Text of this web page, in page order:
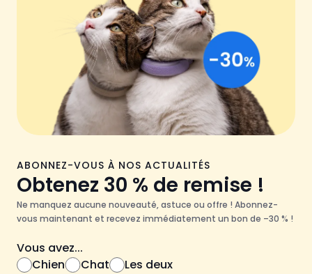
ABONNEZ-VOUS À NOS ACTUALITÉS
Obtenez 30 % de remise !
Ne manquez aucune nouveauté, astuce ou offre ! Abonnez-
vous maintenant et recevez immédiatement un bon de –30 % !
Vous avez...
Chien
Chat Les deux